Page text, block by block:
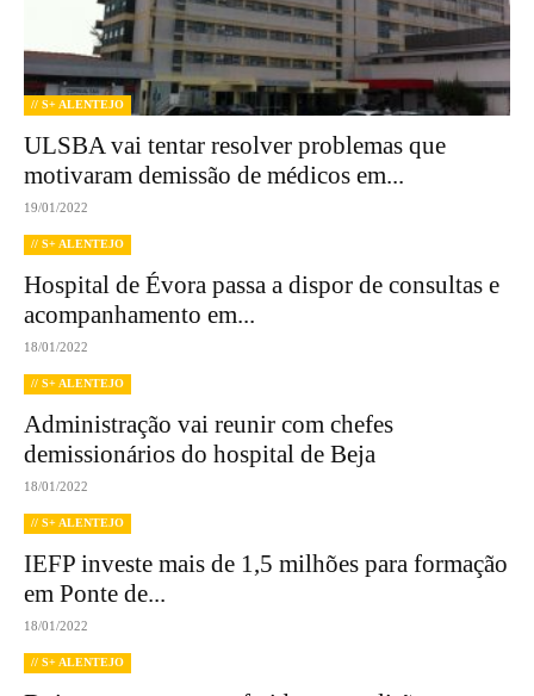
// S+ ALENTEJO
ULSBA vai tentar resolver problemas que
motivaram demissão de médicos em...
19/01/2022
// S+ ALENTEJO
Hospital de Évora passa a dispor de consultas e
acompanhamento em...
18/01/2022
// S+ ALENTEJO
Administração vai reunir com chefes
demissionários do hospital de Beja
18/01/2022
// S+ ALENTEJO
IEFP investe mais de 1,5 milhões para formação
em Ponte de...
18/01/2022
// S+ ALENTEJO